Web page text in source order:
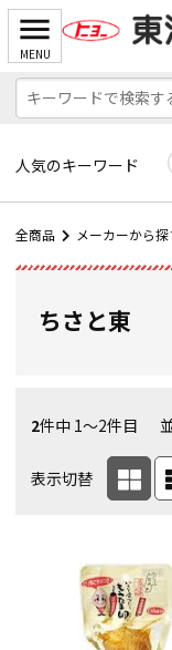
人気のキーワード
全商品 メーカーから探
ちさと東
2件中 1〜2件目
表示切替